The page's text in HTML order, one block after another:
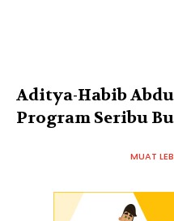
Aditya-Habib
Program Seribu
MUAT